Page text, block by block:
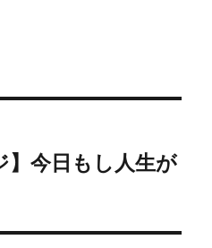
】今日もし人生が